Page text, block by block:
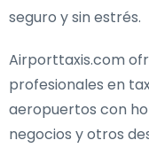
seguro y sin estrés.
Airporttaxis.com
profesionales en
aeropuertos con
negocios y otros